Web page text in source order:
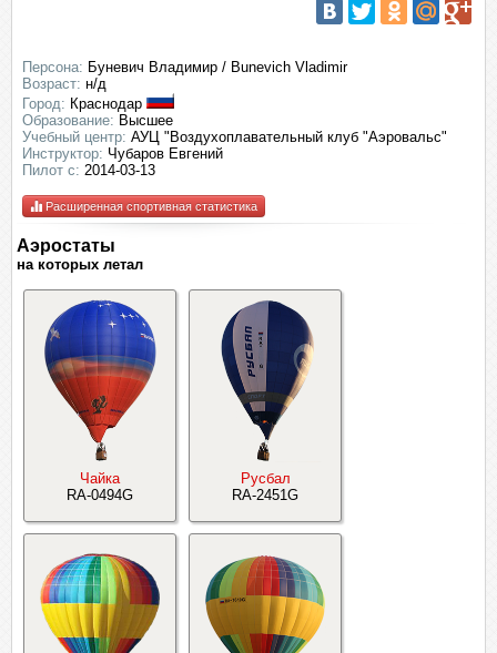
Персона: Буневич Владимир / Bunevich Vladimir
Возраст: н/д
Город: Краснодар
Образование: Высшее
Учебный центр: АУЦ "Воздухоплавательный клуб "Аэровальс"
Инструктор: Чубаров Евгений
Пилот с: 2014-03-13
Расширенная спортивная статистика
Аэростаты
на которых летал
Чайка
RA-0494G
Русбал
RA-2451G